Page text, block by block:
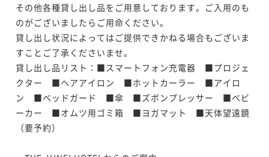
その他各種貸し出し品をご用意しております。ご入用のも
のがございましたらご用命ください。
貸し出し状況によってはご提供できかねる場合もございま
すことご了承くださいませ。
貸し出し品リスト：■スマートフォン充電器　■プロジェ
クター　■ヘアアイロン　■ホットカーラー　■アイロ
ン　■ベッドガード　■傘　■ズボンプレッサー　■ベビ
ーカー　■オムツ用ゴミ箱　■ヨガマット　■天体望遠鏡
（要予約）